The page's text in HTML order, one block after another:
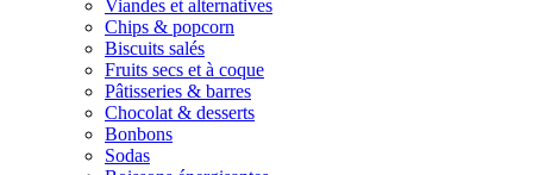
Viandes et alternatives
Chips & popcorn
Biscuits salés
Fruits secs et à coque
Pâtisseries & barres
Chocolat & desserts
Bonbons
Sodas